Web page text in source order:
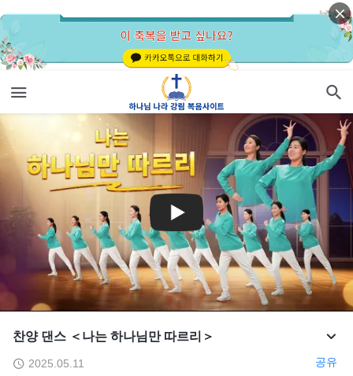
찬양 댄스 ＜나는 하나님만 따르리＞
2025.05.11 공유